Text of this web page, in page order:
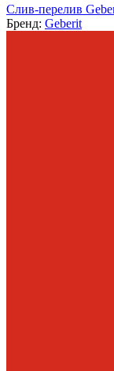
Слив-перелив
Бренд: Geberit